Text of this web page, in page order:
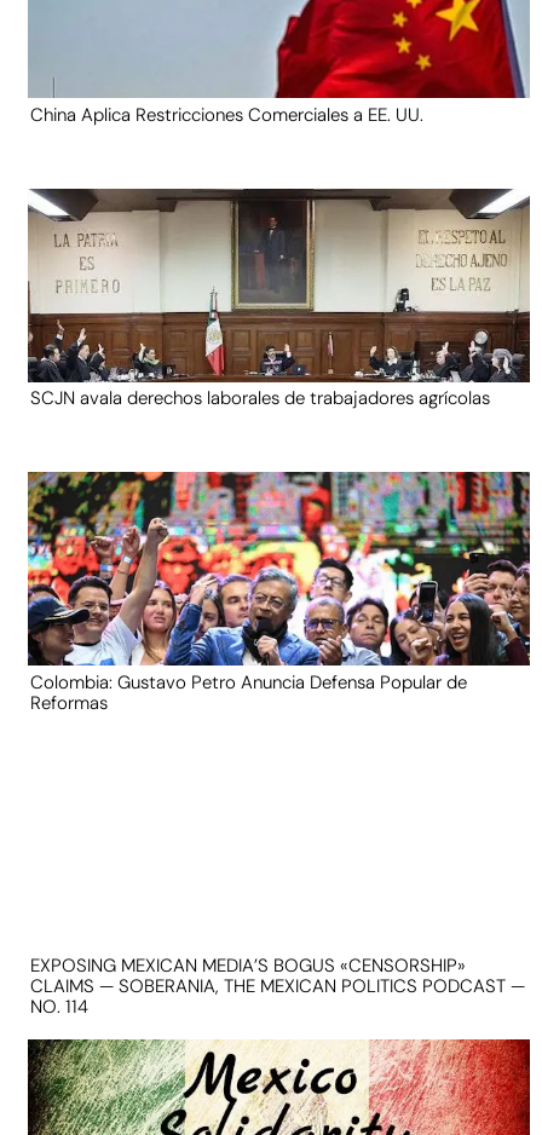
China Aplica Restricciones Comerciales a EE. UU.
SCJN avala derechos laborales de trabajadores agrícolas
Colombia: Gustavo Petro Anuncia Defensa Popular de
Reformas
EXPOSING MEXICAN MEDIA’S BOGUS «CENSORSHIP»
CLAIMS — SOBERANIA, THE MEXICAN POLITICS PODCAST —
NO. 114